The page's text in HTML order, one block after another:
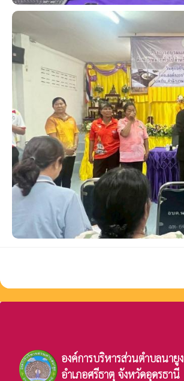
องค์การบริหารส่วนตำบลนายูง
อำเภอศรีธาตุ จังหวัดอุดรธานี